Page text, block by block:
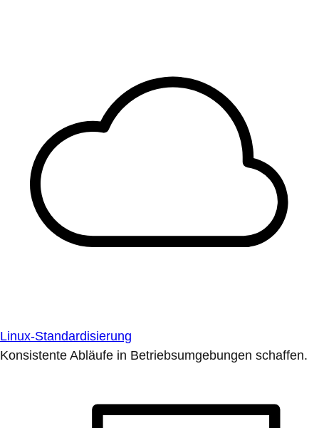
Linux-Standardisierung
Konsistente Abläufe in Betriebsumgebungen schaffen.